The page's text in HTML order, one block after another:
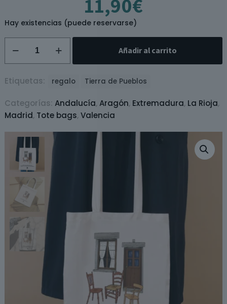
Hay existencias (puede reservarse)
Tierra
de
cantidad
Añadir al carrito
Etiquetas: regalo Tierra de Pueblos
Categorías: Andalucía, Aragón, Extremadura, La Rioja,
Madrid, Tote bags,Valencia